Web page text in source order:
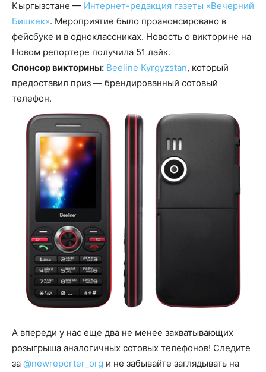
Кыргызстане — Интернет-редакция газеты «Вечерний
Бишкек». Мероприятие было проанонсировано в
фейсбуке и в одноклассниках. Новость о викторине на
Новом репортере получила 51 лайк.
Спонсор викторины: Beeline Kyrgyzstan, который
предоставил приз — брендированный сотовый
телефон.
А впереди у нас еще два не менее захватывающих
розыгрыша аналогичных сотовых телефонов! Следите
за @newreporter_org и не забывайте заглядывать на